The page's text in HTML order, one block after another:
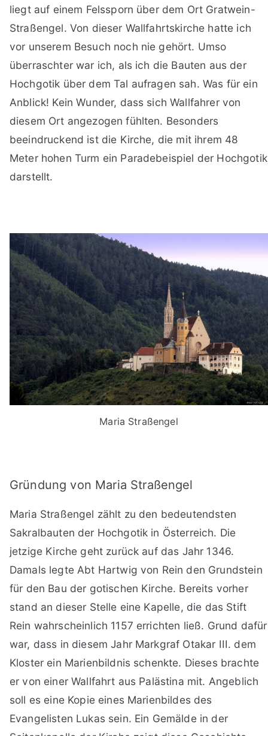
liegt auf einem Felssporn über dem Ort Gratwein-
Straßengel. Von dieser Wallfahrtskirche hatte ich
vor unserem Besuch noch nie gehört. Umso
überraschter war ich, als ich die Bauten aus der
Hochgotik über dem Tal aufragen sah. Was für ein
Anblick! Kein Wunder, dass sich Wallfahrer von
diesem Ort angezogen fühlten. Besonders
beeindruckend ist die Kirche, die mit ihrem 48
Meter hohen Turm ein Paradebeispiel der Hochgotik
darstellt.
Maria Straßengel
Gründung von Maria Straßengel
Maria Straßengel zählt zu den bedeutendsten
Sakralbauten der Hochgotik in Österreich. Die
jetzige Kirche geht zurück auf das Jahr 1346.
Damals legte Abt Hartwig von Rein den Grundstein
für den Bau der gotischen Kirche. Bereits vorher
stand an dieser Stelle eine Kapelle, die das Stift
Rein wahrscheinlich 1157 errichten ließ. Grund dafür
war, dass in diesem Jahr Markgraf Otakar III. dem
Kloster ein Marienbildnis schenkte. Dieses brachte
er von einer Wallfahrt aus Palästina mit. Angeblich
soll es eine Kopie eines Marienbildes des
Evangelisten Lukas sein. Ein Gemälde in der